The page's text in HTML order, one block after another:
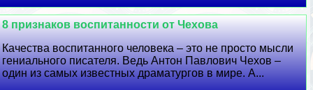
8 признаков воспитанности от Чехова
Качества воспитанного человека – это не просто мысли
гениального писателя. Ведь Антон Павлович Чехов –
один из самых известных драматургов в мире. А...